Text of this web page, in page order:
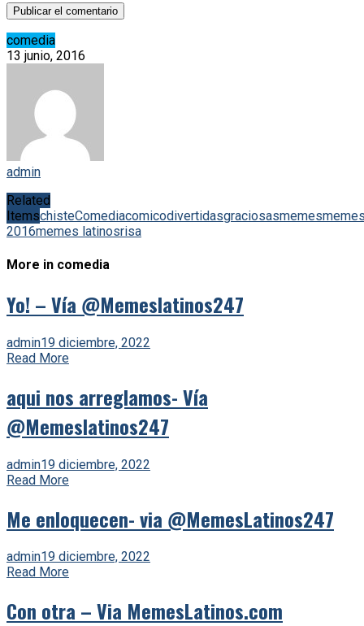
comedia
13 junio, 2016
admin
Related
ItemschisteComediacomicodivertidasgraciosasmemes
2016memes latinosrisa
More in comedia
Yo! – Vía @Memeslatinos247
admin19 diciembre, 2022
Read More
aqui nos arreglamos- Vía
@Memeslatinos247
admin19 diciembre, 2022
Read More
Me enloquecen- via @MemesLatinos247
admin19 diciembre, 2022
Read More
Con otra – Via MemesLatinos.com